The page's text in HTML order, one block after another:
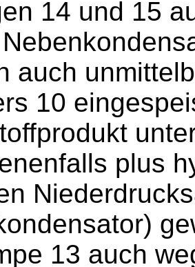
14 und 15
auch
10
plus
13 auch